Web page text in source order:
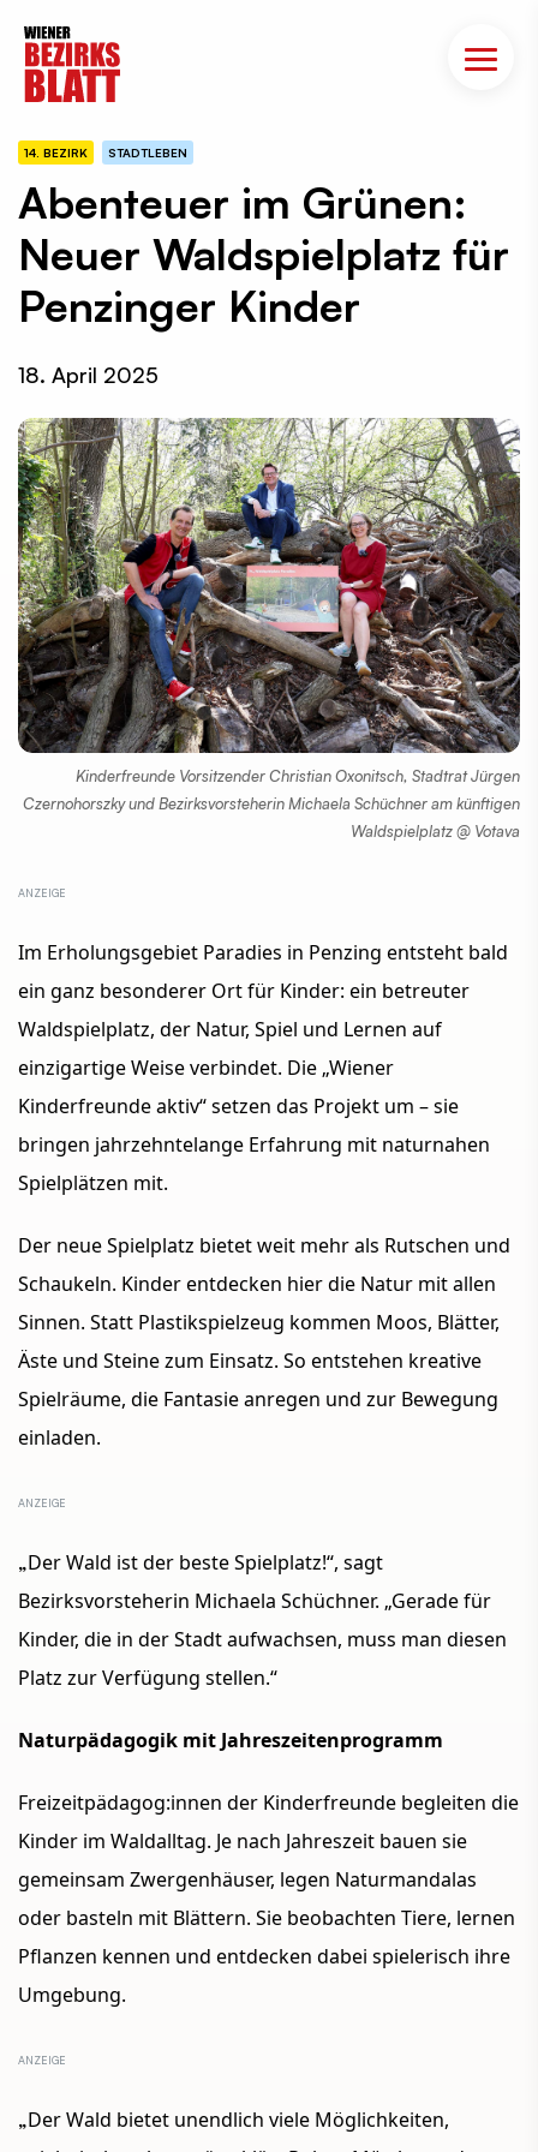
14. BEZIRK STADTLEBEN
Abenteuer im Grünen:
Neuer Waldspielplatz für
Penzinger Kinder
18. April 2025
Kinderfreunde Vorsitzender Christian Oxonitsch, Stadtrat Jürgen
Czernohorszky und Bezirksvorsteherin Michaela Schüchner am künftigen
Waldspielplatz @ Votava
Im Erholungsgebiet Paradies in Penzing entsteht bald
ein ganz besonderer Ort für Kinder: ein betreuter
Waldspielplatz, der Natur, Spiel und Lernen auf
einzigartige Weise verbindet. Die „Wiener
Kinderfreunde aktiv“ setzen das Projekt um – sie
bringen jahrzehntelange Erfahrung mit naturnahen
Spielplätzen mit.
Der neue Spielplatz bietet weit mehr als Rutschen und
Schaukeln. Kinder entdecken hier die Natur mit allen
Sinnen. Statt Plastikspielzeug kommen Moos, Blätter,
Äste und Steine zum Einsatz. So entstehen kreative
Spielräume, die Fantasie anregen und zur Bewegung
einladen.
„Der Wald ist der beste Spielplatz!“, sagt
Bezirksvorsteherin Michaela Schüchner. „Gerade für
Kinder, die in der Stadt aufwachsen, muss man diesen
Platz zur Verfügung stellen.“
Naturpädagogik mit Jahreszeitenprogramm
Freizeitpädagog:innen der Kinderfreunde begleiten die
Kinder im Waldalltag. Je nach Jahreszeit bauen sie
gemeinsam Zwergenhäuser, legen Naturmandalas
oder basteln mit Blättern. Sie beobachten Tiere, lernen
Pflanzen kennen und entdecken dabei spielerisch ihre
Umgebung.
„Der Wald bietet unendlich viele Möglichkeiten,